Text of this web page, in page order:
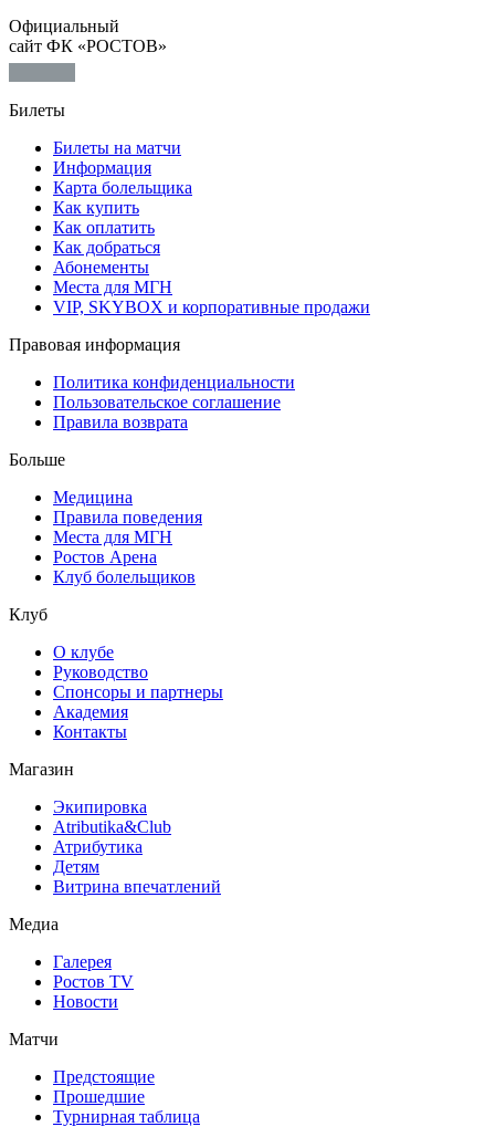
Официальный
сайт ФК «РОСТОВ»
Билеты
Билеты на матчи
Информация
Карта болельщика
Как купить
Как оплатить
Как добраться
Абонементы
Места для МГН
VIP, SKYBOX и корпоративные продажи
Правовая информация
Политика конфиденциальности
Пользовательское соглашение
Правила возврата
Больше
Медицина
Правила поведения
Места для МГН
Ростов Арена
Клуб болельщиков
Клуб
О клубе
Руководство
Спонсоры и партнеры
Академия
Контакты
Магазин
Экипировка
Atributika&Club
Атрибутика
Детям
Витрина впечатлений
Медиа
Галерея
Ростов TV
Новости
Матчи
Предстоящие
Прошедшие
Турнирная таблица